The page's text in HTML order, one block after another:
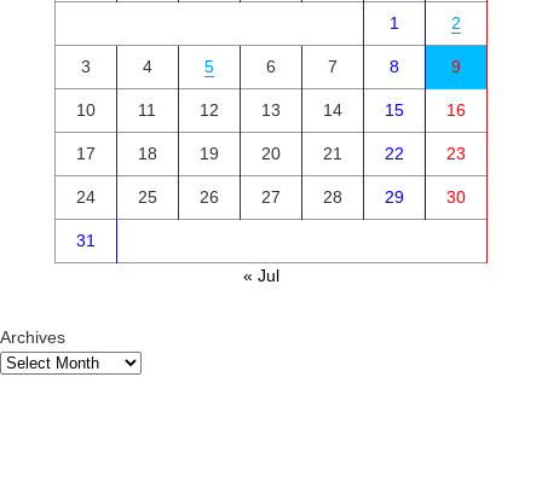
1
2
3 4 5 6 7 8 9
10 11 12 13 14 15 16
17 18 19 20 21 22 23
24 25 26 27 28 29 30
31
« Jul
Archives